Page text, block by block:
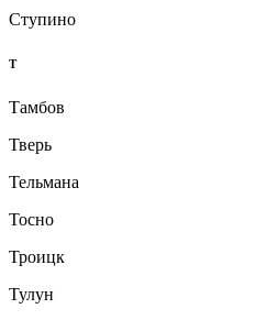
Ступино
Т
Тамбов
Тверь
Тельмана
Тосно
Троицк
Тулун